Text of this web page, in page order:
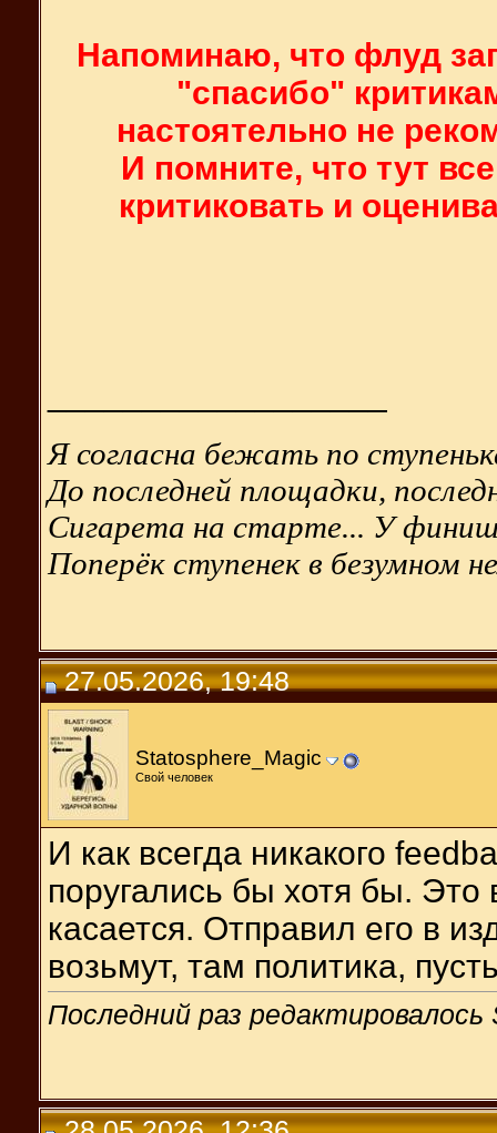
Напоминаю, что флуд
"спасибо"
настоятельно не
И помните, что тут
критиковать и
Я согласна бежать по
До последней площадки,
Сигарета на старте... У
Поперёк ступенек в безумном
27.05.2026, 19:48
Statosphere_Magic
Свой человек
И как всегда никакого
поругались бы хотя бы.
касается. Отправил его в
возьмут, там политика,
Последний раз